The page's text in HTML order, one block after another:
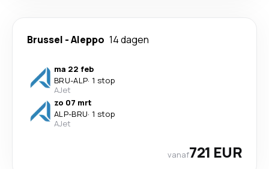
Brussel -Aleppo 14 dagen
ma 22 feb
BRU-ALP· 1 stop
AJet
zo 07 mrt
ALP-BRU· 1 stop
AJet
vanaf721 EUR